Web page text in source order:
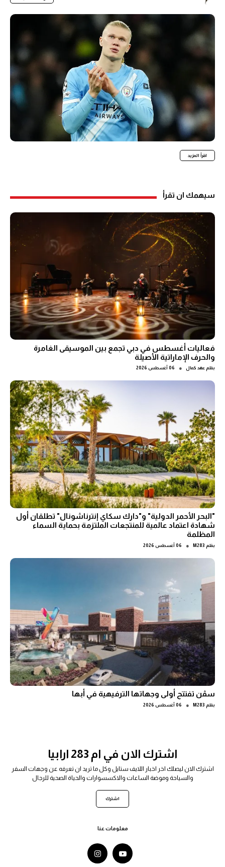
اقرأ المزيد
سيهمك ان تقرأ
فعاليات أغسطس في دبي تجمع بين الموسيقى الغامرة
والحرف الإماراتية الأصيلة
بقلم عهد كمال ● 06 أغسطس 2026
"البحر الأحمر الدولية" و"دارك سكاي إنترناشونال" تطلقان أول
شهادة اعتماد عالمية للمنتجعات الملتزمة بحماية السماء
المظلمة
بقلم M283
● 06 أغسطس 2026
سڤن تفتتح أولى وجهاتها الترفيهية في أبها
بقلم M283
● 06 أغسطس 2026
اشترك الان في ام 283 ارابيا
اشترك الان ليصلك اخر اخبار اللايف ستايل وكل ما تريد ان تعرفه عن وجهات السفر
والسياحة وموضة الساعات والاكسسوارات والحياة الصحية للرجال
اشترك
معلومات عنا